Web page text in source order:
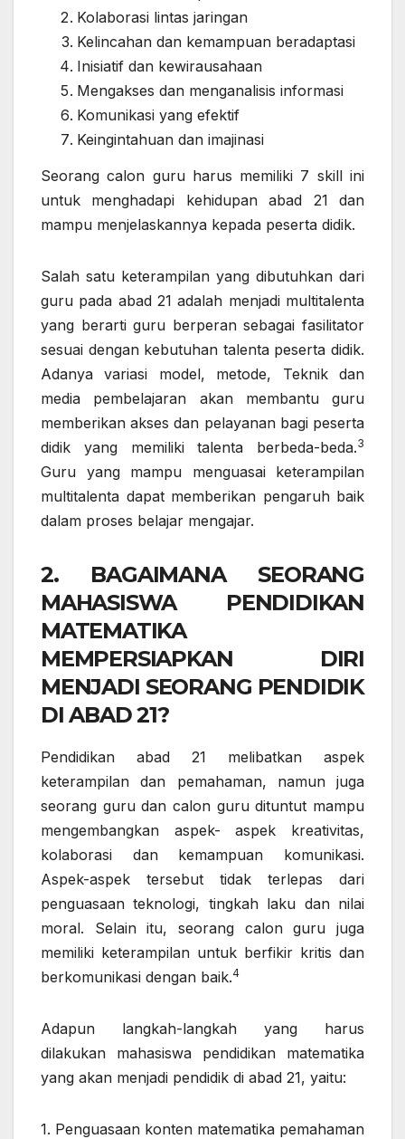
Kolaborasi lintas jaringan
Kelincahan dan kemampuan beradaptasi
Inisiatif dan kewirausahaan
Mengakses dan menganalisis informasi
Komunikasi yang efektif
Keingintahuan dan imajinasi
Seorang calon guru harus memiliki 7 skill ini
untuk menghadapi kehidupan abad 21 dan
mampu menjelaskannya kepada peserta didik.
Salah satu keterampilan yang dibutuhkan dari
guru pada abad 21 adalah menjadi multitalenta
yang berarti guru berperan sebagai fasilitator
sesuai dengan kebutuhan talenta peserta didik.
Adanya variasi model, metode, Teknik dan
media pembelajaran akan membantu guru
memberikan akses dan pelayanan bagi peserta
didik yang memiliki talenta berbeda-beda.3
Guru yang mampu menguasai keterampilan
multitalenta dapat memberikan pengaruh baik
dalam proses belajar mengajar.
2. BAGAIMANA SEORANG
MAHASISWA PENDIDIKAN
MATEMATIKA
MEMPERSIAPKAN DIRI
MENJADI SEORANG PENDIDIK
DI ABAD 21?
Pendidikan abad 21 melibatkan aspek
keterampilan dan pemahaman, namun juga
seorang guru dan calon guru dituntut mampu
mengembangkan aspek- aspek kreativitas,
kolaborasi dan kemampuan komunikasi.
Aspek-aspek tersebut tidak terlepas dari
penguasaan teknologi, tingkah laku dan nilai
moral. Selain itu, seorang calon guru juga
memiliki keterampilan untuk berfikir kritis dan
berkomunikasi dengan baik.4
Adapun langkah-langkah yang harus
dilakukan mahasiswa pendidikan matematika
yang akan menjadi pendidik di abad 21, yaitu:
1. Penguasaan konten matematika pemahaman